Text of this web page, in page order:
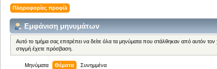
Πληροφορίες προφίλ
Εμφάνιση μηνυμάτων
Αυτό το τμήμα σας επιτρέπει να δείτε όλα τα μηνύματα που στάλθηκαν από αυτόν
στιγμή έχετε πρόσβαση.
Μηνύματα Θέματα Συνημμένα